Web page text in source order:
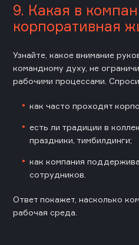
9. Какая в
корпоративная
Узнайте, какое внимание
командному духу, не
рабочими процессами.
как часто проходят
есть ли традиции в
праздники, тимбилдинги;
как компания
сотрудников.
Ответ покажет, насколько
рабочая среда.